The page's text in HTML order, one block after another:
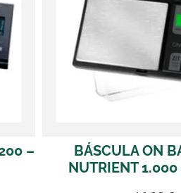
BALANCE
– 0.1 GR.